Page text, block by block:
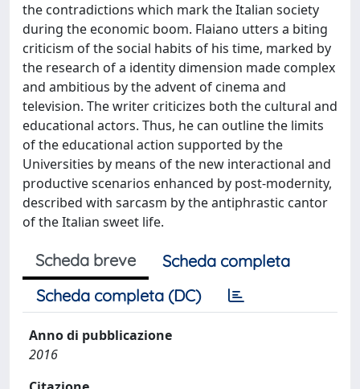
the contradictions which mark the Italian society
during the economic boom. Flaiano utters a biting
criticism of the social habits of his time, marked by
the research of a identity dimension made complex
and ambitious by the advent of cinema and
television. The writer criticizes both the cultural and
educational actors. Thus, he can outline the limits
of the educational action supported by the
Universities by means of the new interactional and
productive scenarios enhanced by post-modernity,
described with sarcasm by the antiphrastic cantor
of the Italian sweet life.
Scheda breve
Scheda completa
Scheda completa (DC)
Anno di pubblicazione
2016